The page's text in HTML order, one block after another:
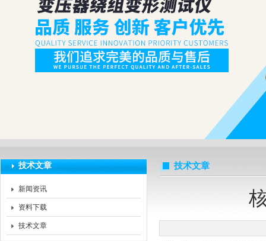
技术文章
新闻资讯
资料下载
技术文章
技术文章